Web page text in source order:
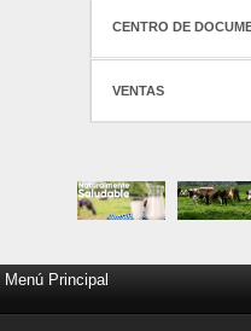
CENTRO DE
VENTAS